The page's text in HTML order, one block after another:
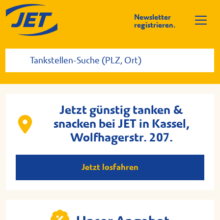
Newsletter
registrieren.
Jetzt günstig tanken &
snacken bei JET in Kassel,
Wolfhagerstr. 207.
Jetzt losfahren